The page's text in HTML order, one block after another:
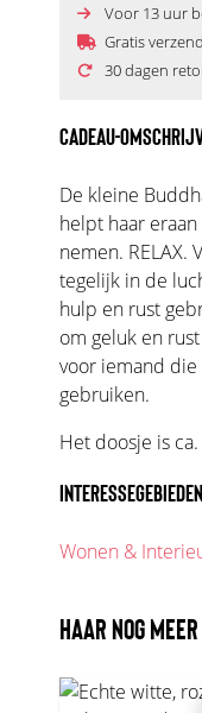
Voor 13 uur
Gratis
30 dagen
CADEAU-
De kleine
helpt haar
nemen. RELAX.
tegelijk in de
hulp en rust
om geluk en
voor iemand
gebruiken.
Het doosje is
INTERESSEGEBIEDEN
Wonen &
HAAR NOG